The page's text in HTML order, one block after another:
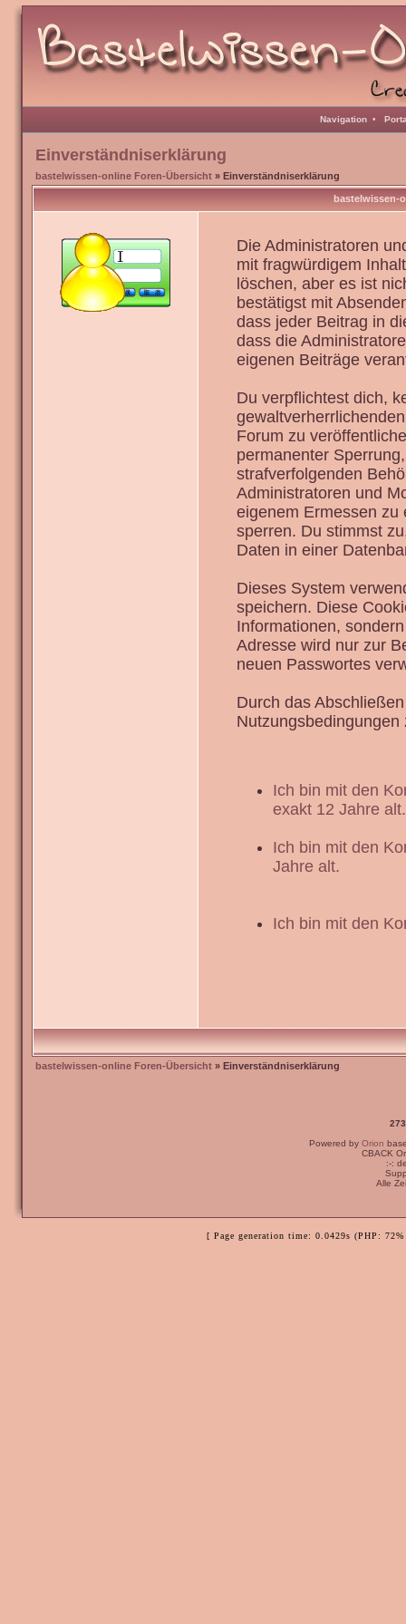
Navigation •
Einverständniserklärung
bastelwissen-online Foren-Übersicht » Einverständniserklärung
bastelwissen-
Die Administratoren
mit fragwürdigem
löschen, aber es ist
bestätigst mit
dass jeder Beitrag in
dass die
eigenen Beiträge
Du verpflichtest dich,
Forum zu
permanenter
strafverfolgenden
Administratoren und
eigenem Ermessen zu
sperren. Du stimmst
Daten in einer
Dieses System
speichern. Diese
Informationen,
Adresse wird nur zur
neuen Passwortes
Durch das
Nutzungsbedingungen
Ich bin mit den
exakt 12 Jahre alt.
Ich bin mit den
Jahre alt.
Ich bin mit den
bastelwissen-online Foren-Übersicht » Einverständniserklärung
Powered by Orion
CBACK
:-:
Alle
[ Page generation time: 0.0429s (PHP: